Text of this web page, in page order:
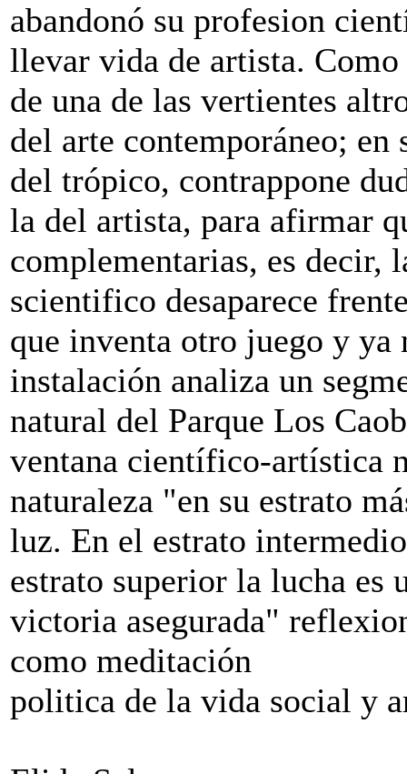
abandonó su profesion
llevar vida de artista.
de una de las vertientes
del arte contemporáneo; en
del trópico, contrappone
la del artista, para afirmar
complementarias, es decir,
scientifico desaparece
que inventa otro juego y ya
instalación analiza un
natural del Parque Los
ventana científico-artística
naturaleza "en su estrato
luz. En el estrato
estrato superior la lucha es
victoria asegurada"
como meditación
politica de la vida social y